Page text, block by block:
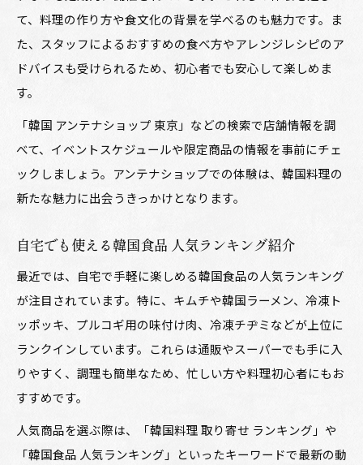
て、料理の作り方や食文化の背景を学べるのも魅力です。ま
た、スタッフによるおすすめの食べ方やアレンジレシピのア
ドバイスも受けられるため、初心者でも安心して楽しめま
す。
「韓国 アンテナショップ 東京」などの検索で店舗情報を調
べて、イベントスケジュールや限定商品の情報を事前にチェ
ックしましょう。アンテナショップでの体験は、韓国料理の
新たな魅力に出会うきっかけとなります。
自宅でも使える韓国食品 人気ランキング紹介
最近では、自宅で手軽に楽しめる韓国食品の人気ランキング
が注目されています。特に、キムチや韓国ラーメン、冷凍ト
ッポッキ、プルコギ用の味付け肉、冷凍チヂミなどが上位に
ランクインしています。これらは通販やスーパーでも手に入
りやすく、調理も簡単なため、忙しい方や料理初心者にもお
すすめです。
人気商品を選ぶ際は、「韓国料理 取り寄せ ランキング」や
「韓国食品 人気ランキング」といったキーワードで最新の動